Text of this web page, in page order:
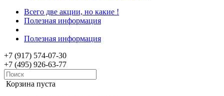
Всего две акции, но какие !
Полезная информация
Полезная информация
+7 (917) 574-07-30
+7 (495) 926-63-77
Корзина пуста